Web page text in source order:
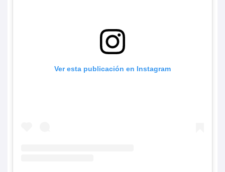
Ver esta publicación en Instagram